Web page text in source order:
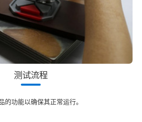
测试流程
的功能以确保其正常运行。